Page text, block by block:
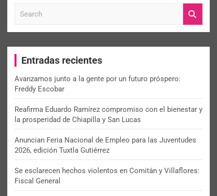
c
Entradas recientes
Avanzamos junto a la gente por un futuro próspero:
Freddy Escobar
Reafirma Eduardo Ramírez compromiso con el bienestar y
la prosperidad de Chiapilla y San Lucas
Anuncian Feria Nacional de Empleo para las Juventudes
2026, edición Tuxtla Gutiérrez
Se esclarecen hechos violentos en Comitán y Villaflores:
Fiscal General